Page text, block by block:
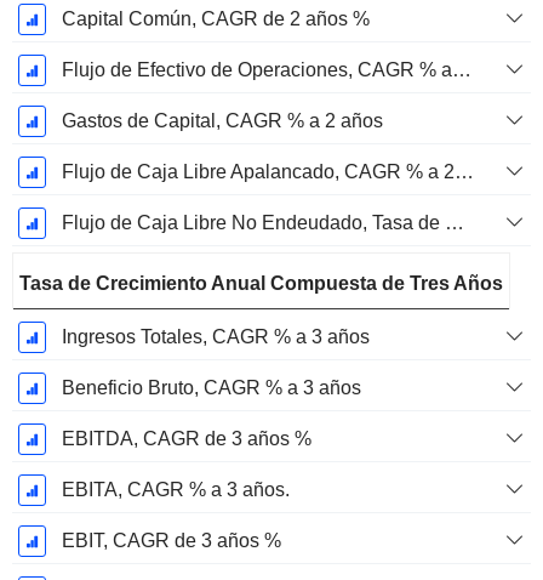
Capital Común, CAGR de 2 años %
Flujo de Efectivo de Operaciones, CAGR % a 2 años
Gastos de Capital, CAGR % a 2 años
Flujo de Caja Libre Apalancado, CAGR % a 2 años
Flujo de Caja Libre No Endeudado, Tasa de Crecimiento Anual Compuesta de 2 Años %
Tasa de Crecimiento Anual Compuesta de Tres Años
Ingresos Totales, CAGR % a 3 años
Beneficio Bruto, CAGR % a 3 años
EBITDA, CAGR de 3 años %
EBITA, CAGR % a 3 años.
EBIT, CAGR de 3 años %